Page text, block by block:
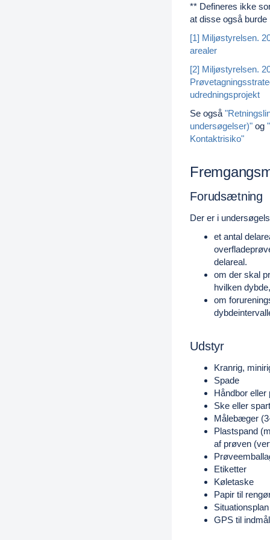
** Defineres ikke
at disse også
[1] Miljøstyrelsen.
arealer
[2] Miljøstyrelsen.
udredningsprojekt
Se også
undersøgelser)" og "
Kontaktrisiko"
Forudsætning
Der er i
et antal
delareal.
om der skal
hvilken
om
Udstyr
Kranrig,
Spade
Håndbor
Ske eller
Målebæger
Plastspand
af prøven
Etiketter
Køletaske
Papir til
GPS til